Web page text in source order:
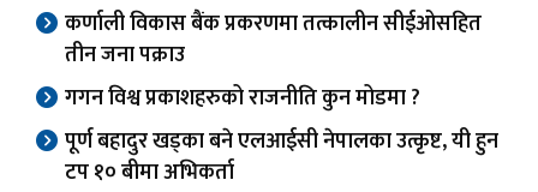
कर्णाली विकास बैंक प्रकरणमा तत्कालीन सीईओसहित
तीन जना पक्राउ
गगन विश्व प्रकाशहरुको राजनीति कुन मोडमा ?
पूर्ण बहादुर खड्का बने एलआईसी नेपालका उत्कृष्ट, यी हुन
टप १० बीमा अभिकर्ता